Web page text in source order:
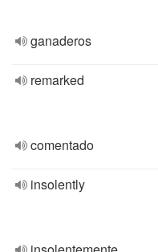
ganaderos
remarked
comentado
insolently